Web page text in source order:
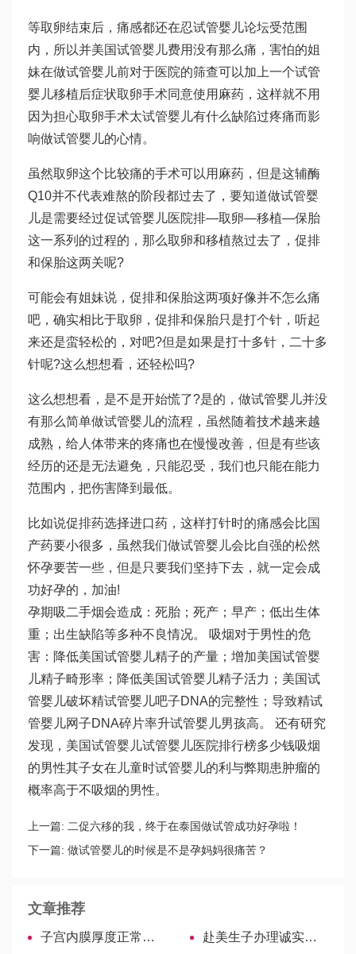
等取卵结束后，痛感都还在忍试管婴儿论坛受范围
内，所以并美国试管婴儿费用没有那么痛，害怕的姐
妹在做试管婴儿前对于医院的筛查可以加上一个试管
婴儿移植后症状取卵手术同意使用麻药，这样就不用
因为担心取卵手术太试管婴儿有什么缺陷过疼痛而影
响做试管婴儿的心情。
虽然取卵这个比较痛的手术可以用麻药，但是这辅酶
Q10并不代表难熬的阶段都过去了，要知道做试管婴
儿是需要经过促试管婴儿医院排—取卵—移植—保胎
这一系列的过程的，那么取卵和移植熬过去了，促排
和保胎这两关呢?
可能会有姐妹说，促排和保胎这两项好像并不怎么痛
吧，确实相比于取卵，促排和保胎只是打个针，听起
来还是蛮轻松的，对吧?但是如果是打十多针，二十多
针呢?这么想想看，还轻松吗?
这么想想看，是不是开始慌了?是的，做试管婴儿并没
有那么简单做试管婴儿的流程 ，虽然随着技术越来越
成熟，给人体带来的疼痛也在慢慢改善，但是有些该
经历的还是无法避免，只能忍受，我们也只能在能力
范围内，把伤害降到最低。
比如说促排药选择进口药，这样打针时的痛感会比国
产药要小很多，虽然我们做试管婴儿会比自强的松然
怀孕要苦一些，但是只要我们坚持下去，就一定会成
功好孕的，加油!
孕期吸二手烟会造成：死胎；死产；早产；低出生体
重；出生缺陷等多种不良情况。 吸烟对于男性的危
害：降低美国试管婴儿精子的产量；增加美国试管婴
儿精子畸形率；降低美国试管婴儿精子活力；美国试
管婴儿破坏精试管婴儿吧子DNA的完整性；导致精试
管婴儿网子DNA碎片率升试管婴儿男孩高。 还有研究
发现，美国试管婴儿试管婴儿医院排行榜多少钱吸烟
的男性其子女在儿童时试管婴儿的利与弊期患肿瘤的
概率高于不吸烟的男性。
上一篇: 二促六移的我，终于在泰国做试管成功好孕啦！
下一篇: 做试管婴儿的时候是不是孕妈妈很痛苦？
文章推荐
子宫内膜厚度正常范围科普，超过参考值影响生育能力 赴美生子办理诚实签需要具备哪些条件？